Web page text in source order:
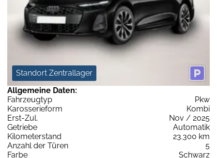
Standort Zentrallager
Allgemeine Daten:
Fahrzeugtyp
Pkw
Karosserieform
Kombi
Erst-Zul.
Nov / 2025
Getriebe
Automatik
Kilometerstand
23.300 km
Anzahl der Türen
5
Farbe
Schwarz